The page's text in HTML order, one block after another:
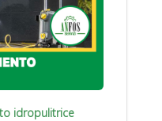
idropulitrice